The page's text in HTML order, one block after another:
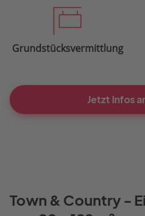
Grundstücksvermittlung
Jetzt Infos
Town & Country -